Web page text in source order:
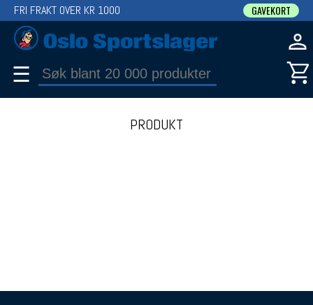
FRI FRAKT OVER KR 1000 GAVEKORT
☰
PRODUKT